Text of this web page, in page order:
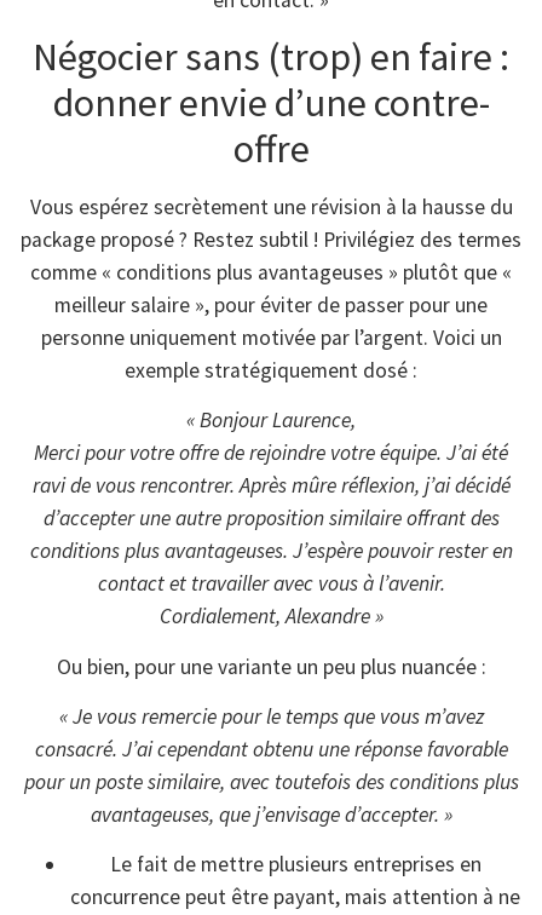
Négocier sans (trop) en faire :
donner envie d’une contre-
offre
Vous espérez secrètement une révision à la hausse du
package proposé ? Restez subtil ! Privilégiez des termes
comme « conditions plus avantageuses » plutôt que «
meilleur salaire », pour éviter de passer pour une
personne uniquement motivée par l’argent. Voici un
exemple stratégiquement dosé :
« Bonjour Laurence,
Merci pour votre offre de rejoindre votre équipe. J’ai été
ravi de vous rencontrer. Après mûre réflexion, j’ai décidé
d’accepter une autre proposition similaire offrant des
conditions plus avantageuses. J’espère pouvoir rester en
contact et travailler avec vous à l’avenir.
Cordialement, Alexandre »
Ou bien, pour une variante un peu plus nuancée :
« Je vous remercie pour le temps que vous m’avez
consacré. J’ai cependant obtenu une réponse favorable
pour un poste similaire, avec toutefois des conditions plus
avantageuses, que j’envisage d’accepter. »
Le fait de mettre plusieurs entreprises en
concurrence peut être payant, mais attention à ne